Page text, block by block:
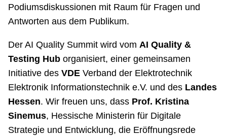
Podiumsdiskussionen mit Raum für Fragen und
Antworten aus dem Publikum.
Der AI Quality Summit wird vom AI Quality &
Testing Huborganisiert, einer gemeinsamen
Initiative des VDEVerband der Elektrotechnik
Elektronik Informationstechnik e.V. und des Landes
Hessen. Wir freuen uns, dass Prof. Kristina
Sinemus, Hessische Ministerin für Digitale
Strategie und Entwicklung, die Eröffnungsrede